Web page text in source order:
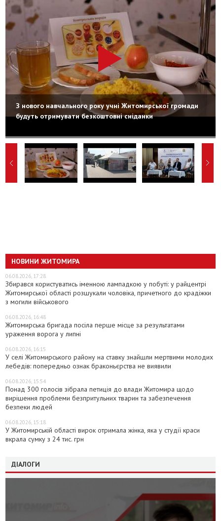
З нового навчального року учні Житомирської громади
будуть отримувати безкоштовні сніданки
НОВИНИ ЖИТОМИРА
06.08.2026, 17:28
Збирався користуватись іменною лампадкою у побуті: у райцентрі
Житомирської області розшукали чоловіка, причетного до крадіжки
з могили військового
06.08.2026, 16:48
Житомирська бригада посіла перше місце за результатами
ураження ворога у липні
06.08.2026, 16:15
У селі Житомирського району на ставку знайшли мертвими молодих
лебедів: попередньо ознак браконьєрства не виявили
06.08.2026, 15:54
Понад 300 голосів зібрала петиція до влади Житомира щодо
вирішення проблеми безпритульних тварин та забезпечення
безпеки людей
06.08.2026, 15:18
У Житомирській області вирок отримала жінка, яка у студії краси
вкрала сумку з 24 тис. грн
ДІАЛОГИ